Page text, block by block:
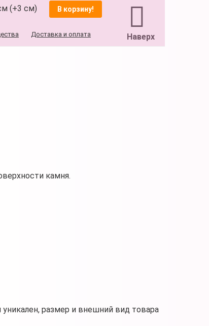
(+3 см) В корзину!
Наверх
Доставка и оплата
камня.
размер и внешний вид товара